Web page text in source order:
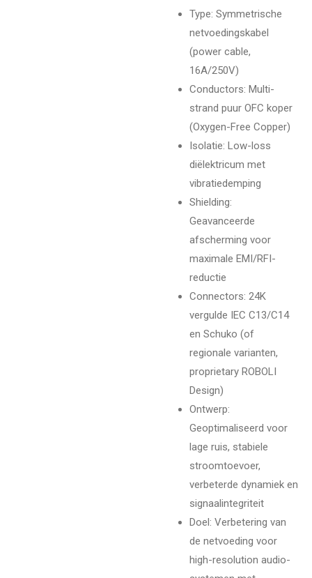
Type: Symmetrische
netvoedingskabel
(power cable,
16A/250V)
Conductors: Multi-
strand puur OFC koper
(Oxygen-Free Copper)
Isolatie: Low-loss
diëlektricum met
vibratiedemping
Shielding:
Geavanceerde
afscherming voor
maximale EMI/RFI-
reductie
Connectors: 24K
vergulde IEC C13/C14
en Schuko (of
regionale varianten,
proprietary ROBOLI
Design)
Ontwerp:
Geoptimaliseerd voor
lage ruis, stabiele
stroomtoevoer,
verbeterde dynamiek en
signaalintegriteit
Doel: Verbetering van
de netvoeding voor
high-resolution audio-